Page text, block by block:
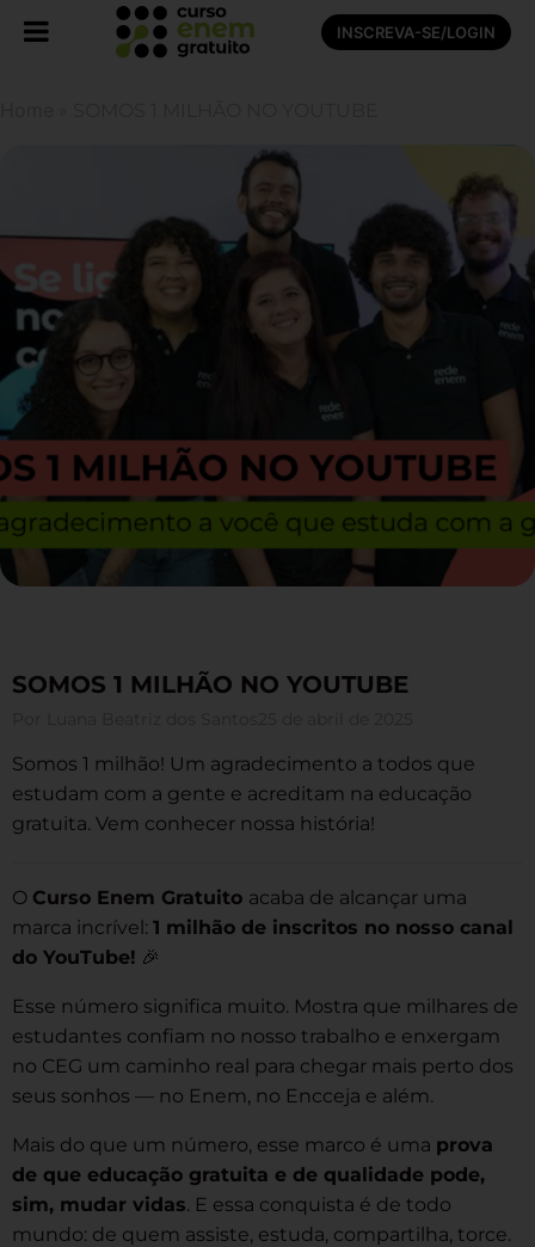
INSCREVA-SE/LOGIN
SOMOS 1 MILHÃO NO YOUTUBE
Somos 1 milhão! Um agradecimento a todos que
estudam com a gente e acreditam na educação
gratuita. Vem conhecer nossa história!
O Curso Enem Gratuito acaba de alcançar uma
marca incrível: 1 milhão de inscritos no nosso canal
do YouTube! 🎉
Esse número significa muito. Mostra que milhares de
estudantes confiam no nosso trabalho e enxergam
no CEG um caminho real para chegar mais perto dos
seus sonhos — no Enem, no Encceja e além.
Mais do que um número, esse marco é uma prova
de que educação gratuita e de qualidade pode,
sim, mudar vidas. E essa conquista é de todo
mundo: de quem assiste, estuda, compartilha, torce.